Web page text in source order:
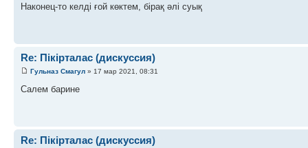
Наконец-то келді ғой көктем, бірақ әлі суық
Re: Пікірталас (дискуссия)
Гульназ Смагул » 17 мар 2021, 08:31
Салем барине
Re: Пікірталас (дискуссия)